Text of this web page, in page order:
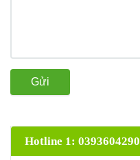
Gửi
Hotline 1: 0393604290